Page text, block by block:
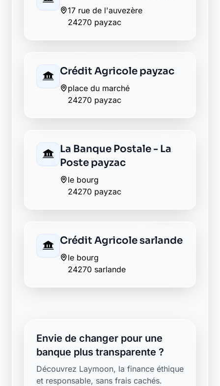
17 rue de l'auvezère
24270 payzac
Crédit Agricole payzac
place du marché
24270 payzac
La Banque Postale - La
Poste payzac
le bourg
24270 payzac
Crédit Agricole sarlande
le bourg
24270 sarlande
Envie de changer pour une
banque plus transparente ?
Découvrez Laymoon, la finance éthique
et responsable, sans frais cachés.